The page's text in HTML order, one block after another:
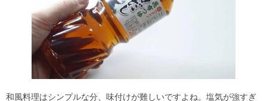
和風料理はシンプルな分、味付けが難しいですよね。塩気が強すぎ